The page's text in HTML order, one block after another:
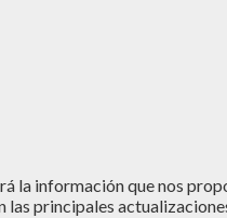
la información que nos
principales